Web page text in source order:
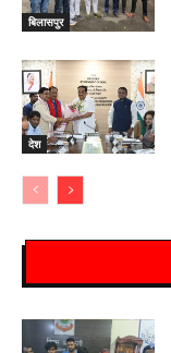
बिलासपुर
देश